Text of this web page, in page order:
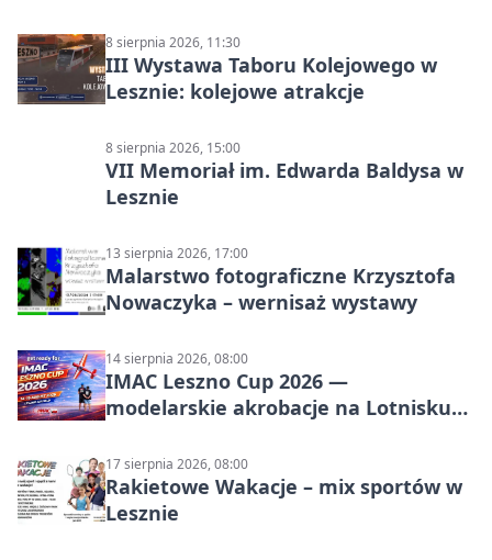
8 sierpnia 2026, 11:30
III Wystawa Taboru Kolejowego w
Lesznie: kolejowe atrakcje
8 sierpnia 2026, 15:00
VII Memoriał im. Edwarda Baldysa w
Lesznie
13 sierpnia 2026, 17:00
Malarstwo fotograficzne Krzysztofa
Nowaczyka – wernisaż wystawy
14 sierpnia 2026, 08:00
IMAC Leszno Cup 2026 —
modelarskie akrobacje na Lotnisku
17 sierpnia 2026, 08:00
Rakietowe Wakacje – mix sportów w
Lesznie